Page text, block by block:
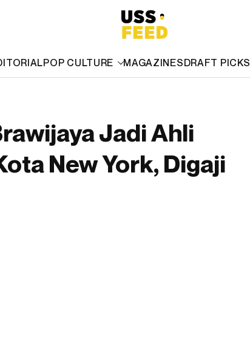
POP CULTURE MAGAZINESDRAFT PICKS
Jadi Ahli
New York, Digaji